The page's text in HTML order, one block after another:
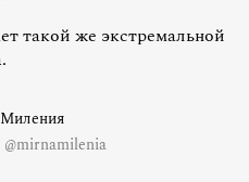
такой же экстремальной